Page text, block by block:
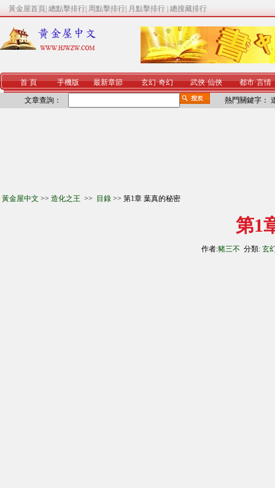
黃金屋首頁 總點擊排行 周點擊排行 月點擊排行 總搜藏排行
首 頁 手機版 最新章節 玄幻·奇幻 武俠·仙俠 都市·言情
文章查詢： 熱門關鍵字：
黃金屋中文 >> 造化之王 >> 目錄 >> 第1章 葉真的秘密
第1
作者:豬三不 分類: 玄